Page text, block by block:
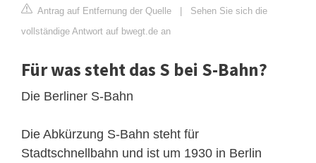
Antrag auf Entfernung der Quelle
Sehen Sie sich die
vollständige Antwort auf bwegt.de an
Für was steht das S bei S-Bahn?
Die Berliner S-Bahn
Die Abkürzung S-Bahn steht für
Stadtschnellbahn und ist um 1930 in Berlin